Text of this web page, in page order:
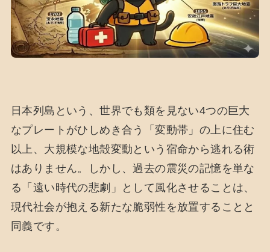
日本列島という、世界でも類を見ない4つの巨大
なプレートがひしめき合う「変動帯」の上に住む
以上、大規模な地殻変動という宿命から逃れる術
はありません。しかし、過去の震災の記憶を単な
る「遠い時代の悲劇」として風化させることは、
現代社会が抱える新たな脆弱性を放置することと
同義です。